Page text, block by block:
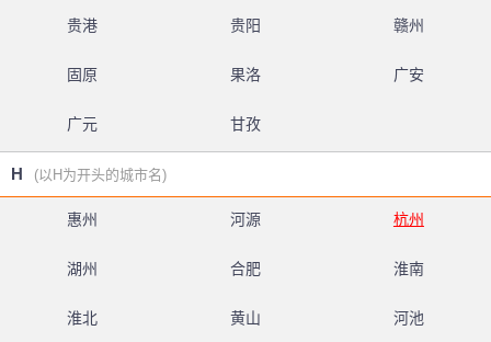
贵港 贵阳 赣州
固原 果洛 广安
广元 甘孜
H (以H为开头的城市名)
惠州 河源 杭州
湖州 合肥 淮南
淮北 黄山 河池